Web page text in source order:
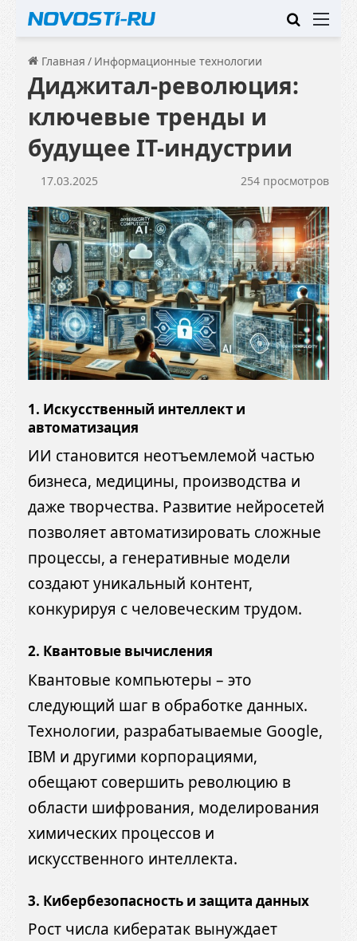
Искать
Главная / Информационные технологии
Диджитал-революция:
ключевые тренды и
будущее IT-индустрии
17.03.2025 254 просмотров
1. Искусственный интеллект и
автоматизация
ИИ становится неотъемлемой частью
бизнеса, медицины, производства и
даже творчества. Развитие нейросетей
позволяет автоматизировать сложные
процессы, а генеративные модели
создают уникальный контент,
конкурируя с человеческим трудом.
2. Квантовые вычисления
Квантовые компьютеры – это
следующий шаг в обработке данных.
Технологии, разрабатываемые Google,
IBM и другими корпорациями,
обещают совершить революцию в
области шифрования, моделирования
химических процессов и
искусственного интеллекта.
3. Кибербезопасность и защита данных
Рост числа кибератак вынуждает